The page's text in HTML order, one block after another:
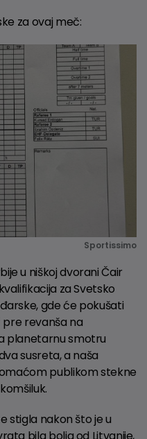
za ovaj meč:
Sportissimo
u niškoj dvorani Čair
za Svetsko
gde će pokušati
pre revanša na
planetarnu smotru
susreta, a naša
publikom stekne
stigla nakon što je u